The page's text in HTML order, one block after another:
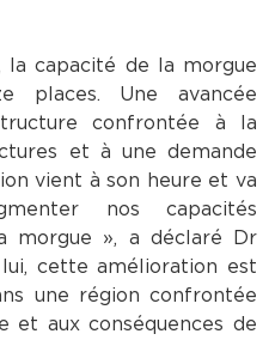
la capacité de la morgue
places. Une avancée
confrontée à la
et à une demande
vient à son heure et va
nos capacités
morgue », a déclaré Dr
cette amélioration est
une région confrontée
et aux conséquences de